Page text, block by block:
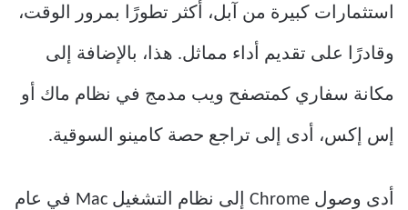
استثمارات كبيرة من آبل، أكثر تطورًا بمرور الوقت،
وقادرًا على تقديم أداء مماثل. هذا، بالإضافة إلى
مكانة سفاري كمتصفح ويب مدمج في نظام ماك أو
إس إكس، أدى إلى تراجع حصة كامينو السوقية.
أدى وصول Chrome إلى نظام التشغيل Mac في عام